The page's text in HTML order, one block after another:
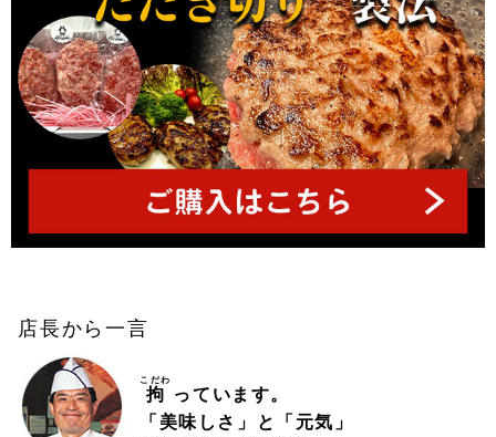
店長から一言
拘
こだわ
っています。
「美味しさ」と「元気」